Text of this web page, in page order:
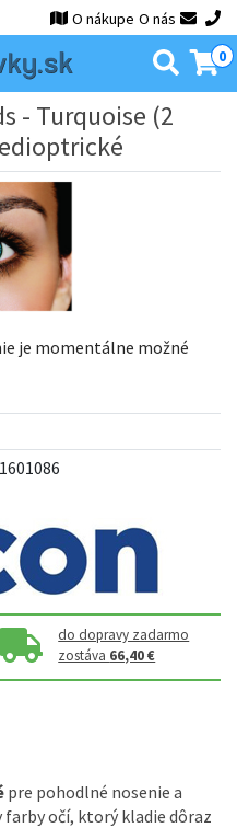
O nákupe O nás
0
- Turquoise (2
je momentálne možné
do dopravy zadarmo
zostáva 66,40 €
pre pohodlné nosenie a
očí, ktorý kladie dôraz